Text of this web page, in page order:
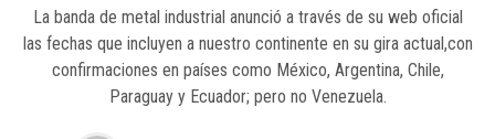
La banda de metal industrial anunció a través de su web oficial
las fechas que incluyen a nuestro continente en su gira actual,con
confirmaciones en países como México, Argentina, Chile,
Paraguay y Ecuador; pero no Venezuela.